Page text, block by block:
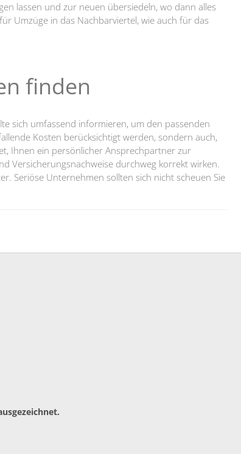
lassen und zur neuen übersiedeln, wo dann alles
Umzüge in das Nachbarviertel, wie auch für das
finden
sich umfassend informieren, um den passenden
Kosten berücksichtigt werden, sondern auch,
Ihnen ein persönlicher Ansprechpartner zur
Versicherungsnachweise durchweg korrekt wirken.
Seriöse Unternehmen sollten sich nicht scheuen Sie